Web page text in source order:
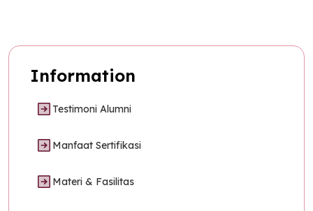
Information
Testimoni Alumni
Manfaat Sertifikasi
Materi & Fasilitas